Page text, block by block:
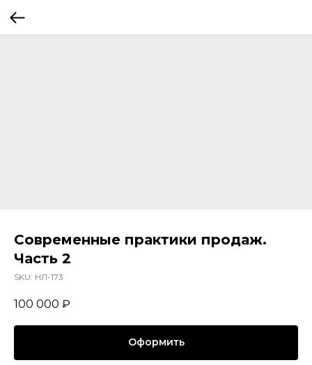
Современные практики продаж.
Часть 2
SKU: НЛ-173
100 000 ₽
Оформить